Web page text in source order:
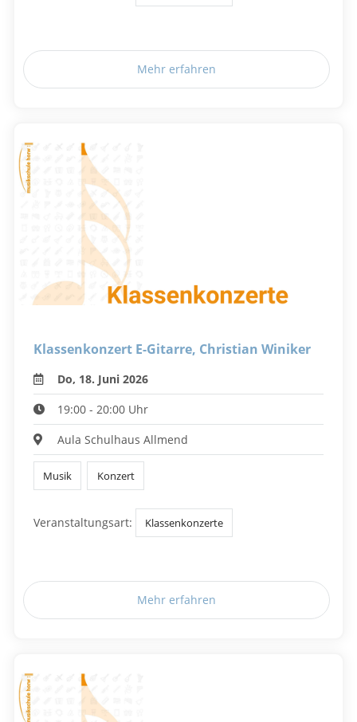
Mehr erfahren
Klassenkonzert E-Gitarre, Christian Winiker
Do, 18. Juni 2026
19:00 - 20:00 Uhr
Aula Schulhaus Allmend
Musik Konzert
Veranstaltungsart: Klassenkonzerte
Mehr erfahren